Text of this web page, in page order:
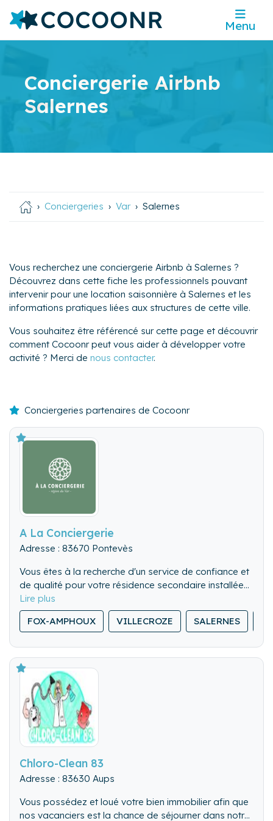
Menu
Conciergerie Airbnb
Salernes
Conciergeries Var Salernes
Vous recherchez une conciergerie Airbnb à Salernes ?
Découvrez dans cette fiche les professionnels pouvant
intervenir pour une location saisonnière à Salernes et les
informations pratiques liées aux structures de cette ville.
Vous souhaitez être référencé sur cette page et découvrir
comment Cocoonr peut vous aider à développer votre
activité ? Merci de nous contacter.
Conciergeries partenaires de Cocoonr
A La Conciergerie
Adresse : 83670 Pontevès
Vous êtes à la recherche d'un service de confiance et
de qualité pour votre résidence secondaire installée
dans le Haut Var.
A la Conciergerie se fait un devoir de répondre à vos
attentes :
- Multi-service (fixons ensemble la prestation en
fonction de vos attentes)
- Qualité (sérieux, responsable et investie)
FOX-AMPHOUX VILLECROZE SALERNES
Chloro-Clean 83
Adresse : 83630 Aups
Vous possédez et loué votre bien immobilier afin que
nos vacanciers est la chance de séjourner dans notre